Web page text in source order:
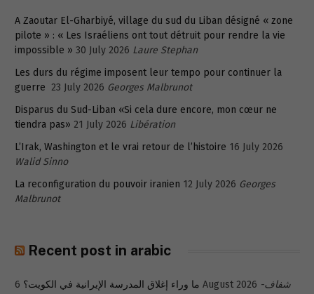
A Zaoutar El-Gharbiyé, village du sud du Liban désigné « zone
pilote » : « Les Israéliens ont tout détruit pour rendre la vie
impossible » 30 July 2026 Laure Stephan
Les durs du régime imposent leur tempo pour continuer la
guerre 23 July 2026 Georges Malbrunot
Disparus du Sud-Liban «Si cela dure encore, mon cœur ne
tiendra pas» 21 July 2026 Libération
L’Irak, Washington et le vrai retour de l’histoire 16 July 2026
Walid Sinno
La reconfiguration du pouvoir iranien 12 July 2026 Georges
Malbrunot
Recent post in arabic
ما وراء إغلاق المدرسة الإيرانية في الكويت؟ 6 August 2026 شفاف-